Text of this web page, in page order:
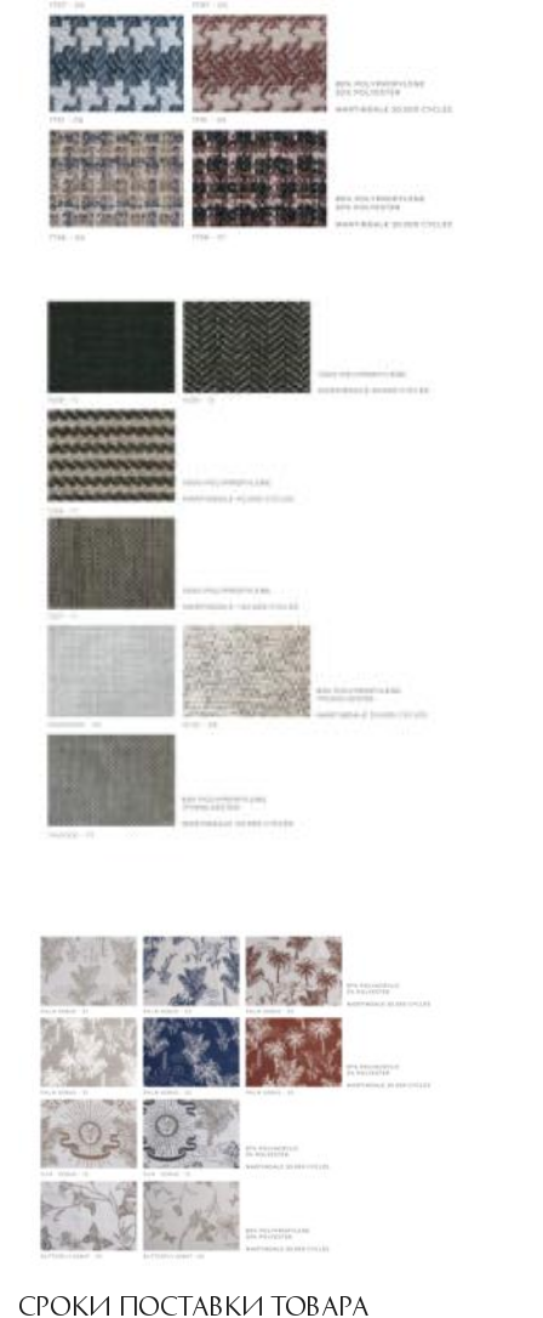
маршрута.
Страхование грузаВсе международные
поставки застрахованы в соответствии с
международными стандартами. Клиенты могут
выбрать дополнительное страхование для
критичных партий товара.
СРОКИ ПОСТАВКИ ТОВАРА